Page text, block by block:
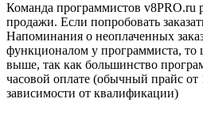
Команда программистов v8PRO.ru
продажи. Если попробовать
Напоминания о неоплаченных
функционалом у программиста, то
выше, так как большинство
часовой оплате (обычный прайс от
зависимости от квалификации)